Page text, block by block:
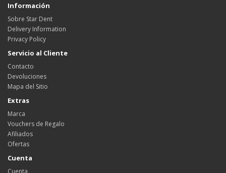
Información
Sobre Star Dent
Delivery Information
Privacy Policy
Servicio al Cliente
Contacto
Devoluciones
Mapa del Sitio
Extras
Marca
Vouchers de Regalo
Afiliados
Ofertas
Cuenta
Cuenta